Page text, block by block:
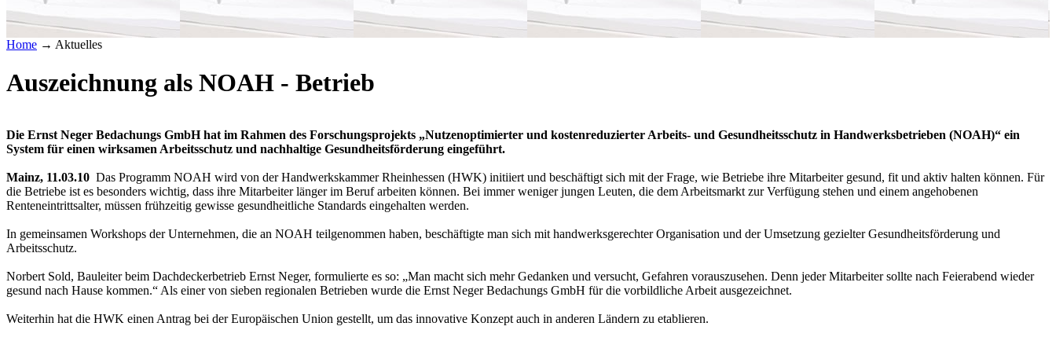
Home → Aktuelles
Auszeichnung als NOAH - Betrieb
Die Ernst Neger Bedachungs GmbH hat im Rahmen des Forschungsprojekts „Nutzenoptimierter und kostenreduzierter Arbeits- und Gesundheitsschutz in Handwerksbetrieben (NOAH)“ ein
System für einen wirksamen Arbeitsschutz und nachhaltige Gesundheitsförderung eingeführt.
Mainz, 11.03.10 Das Programm NOAH wird von der Handwerkskammer Rheinhessen (HWK) initiiert und beschäftigt sich mit der Frage, wie Betriebe ihre Mitarbeiter gesund, fit und aktiv halten können. Für
die Betriebe ist es besonders wichtig, dass ihre Mitarbeiter länger im Beruf arbeiten können. Bei immer weniger jungen Leuten, die dem Arbeitsmarkt zur Verfügung stehen und einem angehobenen
Renteneintrittsalter, müssen frühzeitig gewisse gesundheitliche Standards eingehalten werden.
In gemeinsamen Workshops der Unternehmen, die an NOAH teilgenommen haben, beschäftigte man sich mit handwerksgerechter Organisation und der Umsetzung gezielter Gesundheitsförderung und
Arbeitsschutz.
Norbert Sold, Bauleiter beim Dachdeckerbetrieb Ernst Neger, formulierte es so: „Man macht sich mehr Gedanken und versucht, Gefahren vorauszusehen. Denn jeder Mitarbeiter sollte nach Feierabend wieder
gesund nach Hause kommen.“ Als einer von sieben regionalen Betrieben wurde die Ernst Neger Bedachungs GmbH für die vorbildliche Arbeit ausgezeichnet.
Weiterhin hat die HWK einen Antrag bei der Europäischen Union gestellt, um das innovative Konzept auch in anderen Ländern zu etablieren.